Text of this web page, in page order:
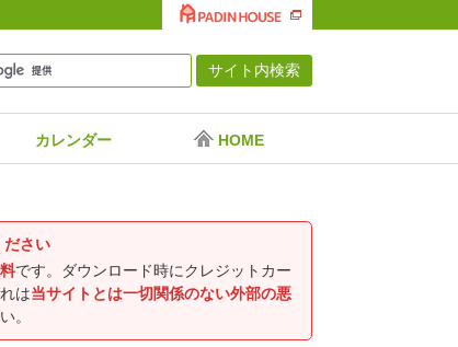
カレンダー HOME
ださい
です。ダウンロード時にクレジットカー
は当サイトとは一切関係のない外部の悪
。